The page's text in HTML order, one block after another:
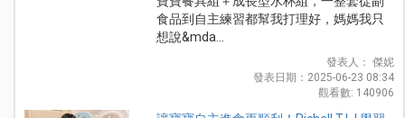
食品到自主練習都幫我打理好，媽媽我只
想說&mda...
發表人： 傑妮
發表日期：2025-06-23 08:34
觀看數: 140906